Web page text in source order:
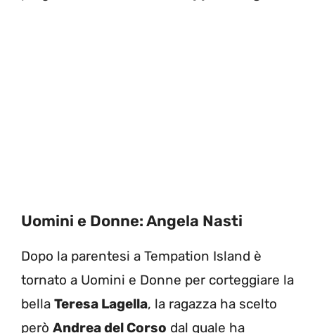
Uomini e Donne: Angela Nasti
Dopo la parentesi a Tempation Island è
tornato a Uomini e Donne per corteggiare la
bella Teresa Lagella, la ragazza ha scelto
però Andrea del Corso dal quale ha